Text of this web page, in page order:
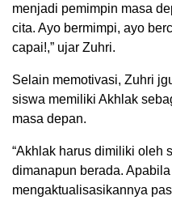
menjadi pemimpin masa
cita. Ayo bermimpi, ayo
capai!,” ujar Zuhri.
Selain memotivasi, Zuhri
siswa memiliki Akhlak
masa depan.
“Akhlak harus dimiliki oleh
dimanapun berada.
mengaktualisasikannya